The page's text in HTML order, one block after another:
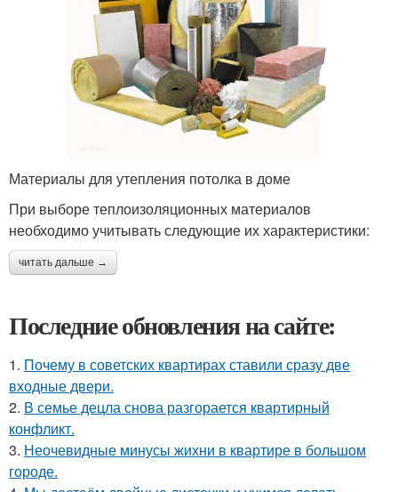
Материалы для утепления потолка в доме
При выборе теплоизоляционных материалов
необходимо учитывать следующие их характеристики:
читать дальше →
Последние обновления на сайте:
1. Почему в советских квартирах ставили сразу две
входные двери.
2. В семье децла снова разгорается квартирный
конфликт.
3. Неочевидные минусы жихни в квартире в большом
городе.